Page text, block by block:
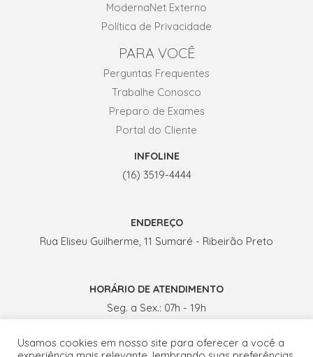
ModernaNet Externo
Política de Privacidade
PARA VOCÊ
Perguntas Frequentes
Trabalhe Conosco
Preparo de Exames
Portal do Cliente
INFOLINE
(16) 3519-4444
ENDEREÇO
Rua Eliseu Guilherme, 11 Sumaré - Ribeirão Preto
HORÁRIO DE ATENDIMENTO
Seg. a Sex.: 07h - 19h
Usamos cookies em nosso site para oferecer a você a